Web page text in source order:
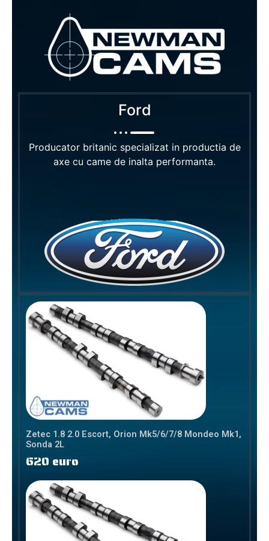
Ford
Producator britanic specializat in productia de
axe cu came de inalta performanta.
Zetec 1.8 2.0 Escort, Orion Mk5/6/7/8 Mondeo Mk1,
Sonda 2L
620 euro